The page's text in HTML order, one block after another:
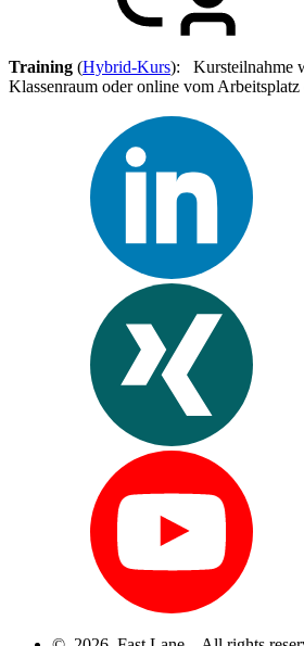
Training (Hybrid-Kurs): Kursteilnahme
Klassenraum oder online vom Arbeitsplatz